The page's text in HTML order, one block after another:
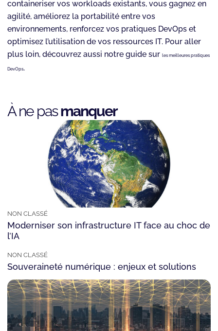
containeriser vos workloads existants, vous gagnez en
agilité, améliorez la portabilité entre vos
environnements, renforcez vos pratiques DevOps et
optimisez l’utilisation de vos ressources IT. Pour aller
plus loin, découvrez aussi notre guide sur les meilleures pratiques
DevOps.
À ne pasmanquer
NON CLASSÉ
Moderniser son infrastructure IT face au choc de
l’IA
NON CLASSÉ
Souveraineté numérique : enjeux et solutions